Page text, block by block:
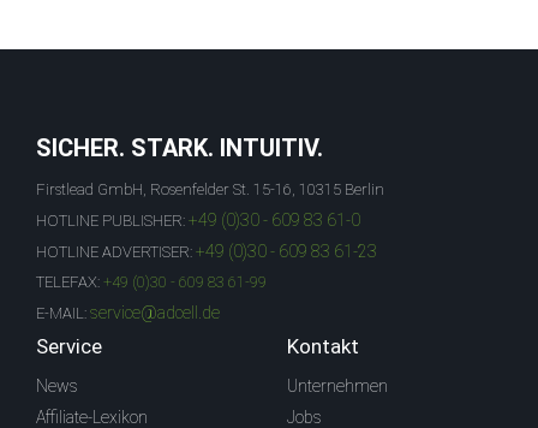
SICHER. STARK. INTUITIV.
Firstlead GmbH, Rosenfelder St. 15-16, 10315 Berlin
HOTLINE PUBLISHER: +49 (0)30 - 609 83 61-0
HOTLINE ADVERTISER: +49 (0)30 - 609 83 61-23
TELEFAX: +49 (0)30 - 609 83 61-99
E-MAIL: service@adcell.de
Service
News
Affiliate-Lexikon
Kontakt
Unternehmen
Jobs